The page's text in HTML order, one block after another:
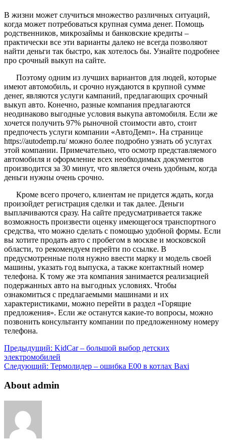
В жизни может случиться множество различных ситуаций,
когда может потребоваться крупная сумма денег. Помощь
родственников, микрозаймы и банковские кредиты –
практически все эти варианты далеко не всегда позволяют
найти деньги так быстро, как хотелось бы. Узнайте подробнее
про срочный выкуп на сайте.
Поэтому одним из лучших вариантов для людей, которые
имеют автомобиль, и срочно нуждаются в крупной сумме
денег, являются услуги кампаний, предлагающих срочный
выкуп авто. Конечно, разные компания предлагаются
неодинаково выгодные условия выкупа автомобиля. Если же
хочется получить 97% рыночной стоимости авто, стоит
предпочесть услуги компании «АвтоДемп». На странице
https://autodemp.ru/ можно более подробно узнать об услугах
этой компании. Примечательно, что осмотр представляемого
автомобиля и оформление всех необходимых документов
производится за 30 минут, что является очень удобным, когда
деньги нужны очень срочно.
Кроме всего прочего, клиентам не придется ждать, когда
произойдет регистрация сделки и так далее. Деньги
выплачиваются сразу. На сайте предусматривается также
возможность произвести оценку имеющегося транспортного
средства, что можно сделать с помощью удобной формы. Если
вы хотите продать авто с пробегом в москве и московской
области, то рекомендуем перейти по ссылке. В
предусмотренные поля нужно ввести марку и модель своей
машины, указать год выпуска, а также контактный номер
телефона. К тому же эта компания занимается реализацией
подержанных авто на выгодных условиях. Чтобы
ознакомиться с предлагаемыми машинами и их
характеристиками, можно перейти в раздел «Горящие
предложения». Если же останутся какие-то вопросы, можно
позвонить консультанту компании по предложенному номеру
телефона.
Предыдущий: KidCar – большой выбор детских
электромобилей
Следующий: Термолидер – ошибка Е00 в котлах Baxi
About admin